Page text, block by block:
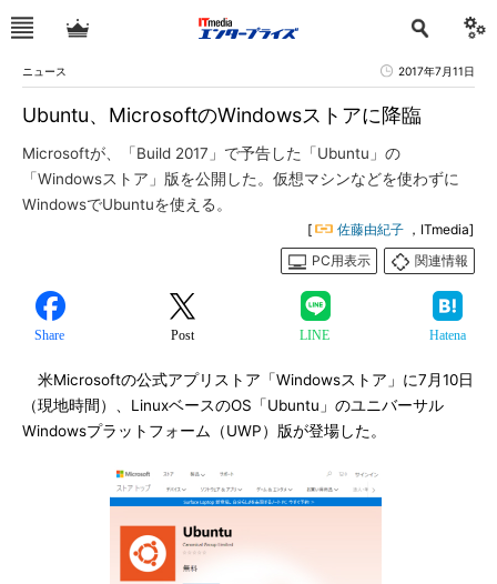
ニュース 2017年7月11日
Ubuntu、MicrosoftのWindowsストアに降臨
Microsoftが、「Build 2017」で予告した「Ubuntu」の
「Windowsストア」版を公開した。仮想マシンなどを使わずに
WindowsでUbuntuを使える。
[ 佐藤由紀子 ，ITmedia]
PC用表示
関連情報
Share Post LINE Hatena
米Microsoftの公式アプリストア「Windowsストア」に7月10日
（現地時間）、LinuxベースのOS「Ubuntu」のユニバーサル
Windowsプラットフォーム（UWP）版が登場した。